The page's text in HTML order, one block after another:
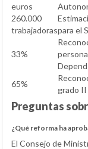
euros
260.000
trabajadoraspara el
33%
65%
grado
Preguntas
¿Qué reforma ha
El Consejo de